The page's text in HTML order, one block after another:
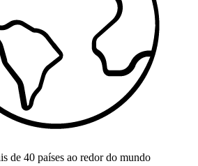
de 40 países ao redor do mundo